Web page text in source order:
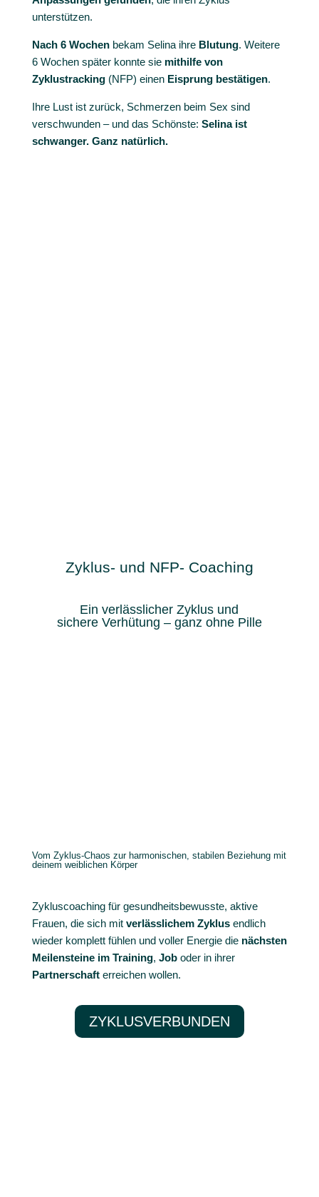
unterstützen.
Nach 6 Wochenbekam Selina ihre Blutung. Weitere
6 Wochen später konnte sie mithilfe von
Zyklustracking(NFP) einen Eisprung bestätigen.
Ihre Lust ist zurück, Schmerzen beim Sex sind
verschwunden – und das Schönste: Selina ist
schwanger. Ganz natürlich.
Zyklus- und NFP- Coaching
Ein verlässlicher Zyklus und
sichere Verhütung – ganz ohne Pille
Vom Zyklus-Chaos zur harmonischen, stabilen Beziehung mit
deinem weiblichen Körper
Zykluscoaching für gesundheitsbewusste, aktive
Frauen, die sich mit verlässlichem Zyklusendlich
wieder komplett fühlen und voller Energie die nächsten
Meilensteine im Training, Joboder in ihrer
Partnerschafterreichen wollen.
ZYKLUSVERBUNDEN